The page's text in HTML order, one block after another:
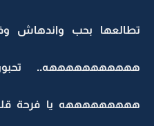
تطالعها بحب واندهاش
هههههههههههه..
هههههههههه يا فرحة